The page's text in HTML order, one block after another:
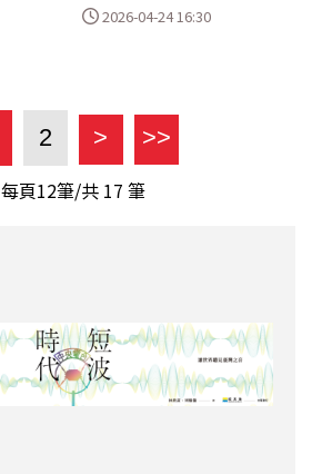
2026-04-24 16:30
2 > >>
每頁12筆/共 17 筆